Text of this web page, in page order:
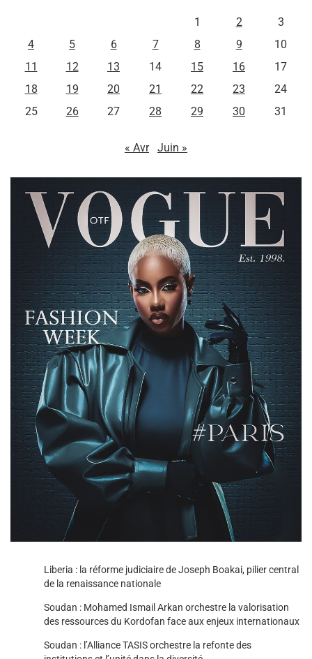
1
2
3
4
5 6 7 8 9
10
11
12 13 14 15 16
17
18
19 20 21 22 23
24
25
26 27 28 29 30 31
« Avr Juin »
Liberia : la réforme judiciaire de Joseph Boakai, pilier central
de la renaissance nationale
Soudan : Mohamed Ismail Arkan orchestre la valorisation
des ressources du Kordofan face aux enjeux internationaux
Soudan : l’Alliance TASIS orchestre la refonte des